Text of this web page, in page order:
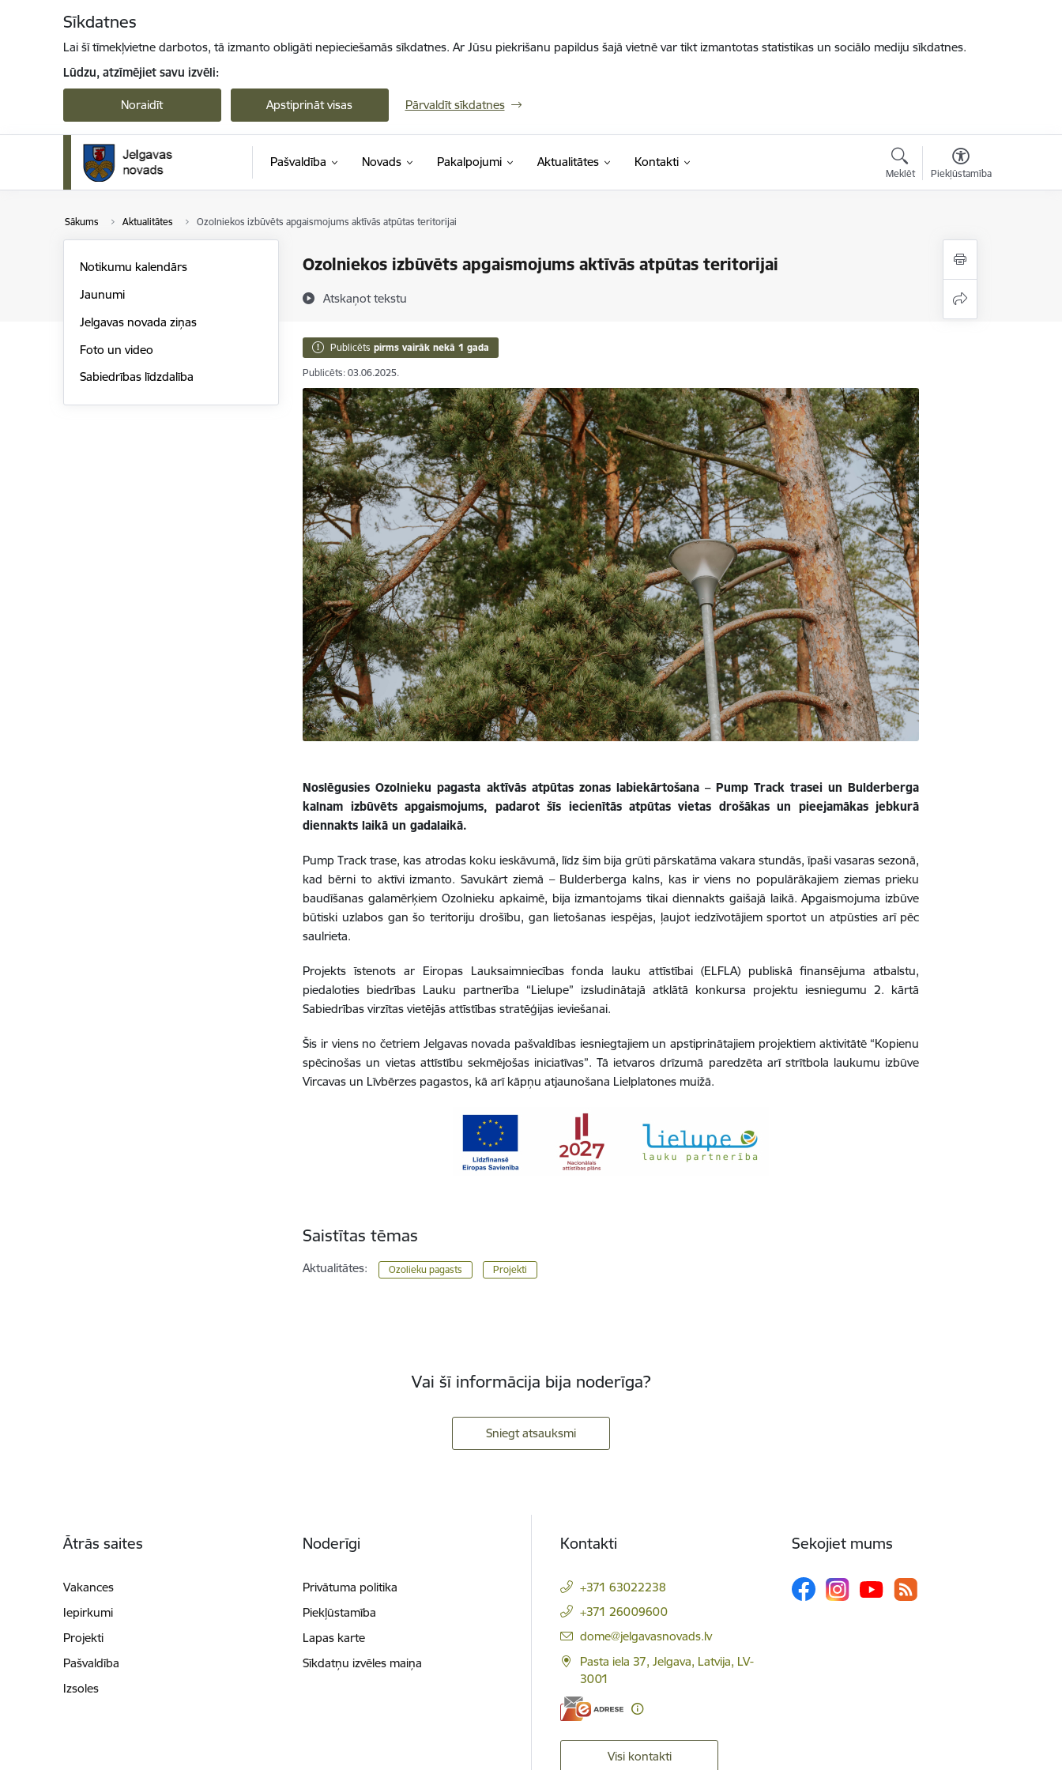
Sīkdatnes
Lai šī tīmekļvietne darbotos, tā izmanto obligāti nepieciešamās sīkdatnes. Ar Jūsu piekrišanu papildus šajā vietnē var tikt izmantotas statistikas un sociālo mediju sīkdatnes.
Lūdzu, atzīmējiet savu izvēli:
Noraidīt Apstiprināt visas Pārvaldīt sīkdatnes
Pašvaldība Novads Pakalpojumi Aktualitātes Kontakti
Meklēt Piekļūstamība
Sākums Aktualitātes Ozolniekos izbūvēts apgaismojums aktīvās atpūtas teritorijai
Ozolniekos izbūvēts apgaismojums aktīvās atpūtas teritorijai
Atskaņot tekstu
Notikumu kalendārs
Jaunumi
Jelgavas novada ziņas
Foto un video
Sabiedrības līdzdalība
Publicēts pirms vairāk nekā 1 gada
Publicēts: 03.06.2025.
Noslēgusies Ozolnieku pagasta aktīvās atpūtas zonas labiekārtošana – Pump Track trasei un Bulderberga
kalnam izbūvēts apgaismojums, padarot šīs iecienītās atpūtas vietas drošākas un pieejamākas jebkurā
diennakts laikā un gadalaikā.
Pump Track trase, kas atrodas koku ieskāvumā, līdz šim bija grūti pārskatāma vakara stundās, īpaši vasaras sezonā,
kad bērni to aktīvi izmanto. Savukārt ziemā – Bulderberga kalns, kas ir viens no populārākajiem ziemas prieku
baudīšanas galamērķiem Ozolnieku apkaimē, bija izmantojams tikai diennakts gaišajā laikā. Apgaismojuma izbūve
būtiski uzlabos gan šo teritoriju drošību, gan lietošanas iespējas, ļaujot iedzīvotājiem sportot un atpūsties arī pēc
saulrieta.
Projekts īstenots ar Eiropas Lauksaimniecības fonda lauku attīstībai (ELFLA) publiskā finansējuma atbalstu,
piedaloties biedrības Lauku partnerība “Lielupe” izsludinātajā atklātā konkursa projektu iesniegumu 2. kārtā
Sabiedrības virzītas vietējās attīstības stratēģijas ieviešanai.
Šis ir viens no četriem Jelgavas novada pašvaldības iesniegtajiem un apstiprinātajiem projektiem aktivitātē “Kopienu
spēcinošas un vietas attīstību sekmējošas iniciatīvas”. Tā ietvaros drīzumā paredzēta arī strītbola laukumu izbūve
Vircavas un Līvbērzes pagastos, kā arī kāpņu atjaunošana Lielplatones muižā.
Saistītas tēmas
Aktualitātes: Ozolieku pagasts Projekti
Vai šī informācija bija noderīga?
Sniegt atsauksmi
Ātrās saites
Vakances
Iepirkumi
Projekti
Pašvaldība
Izsoles
Noderīgi
Privātuma politika
Piekļūstamība
Lapas karte
Sīkdatņu izvēles maiņa
Kontakti
+371 63022238
+371 26009600
E-pasts:
dome@jelgavasnovads.lv
Pasta iela 37, Jelgava, Latvija, LV-
3001
Visi kontakti
Sekojiet mums